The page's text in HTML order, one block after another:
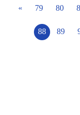
« 79 80
88 89